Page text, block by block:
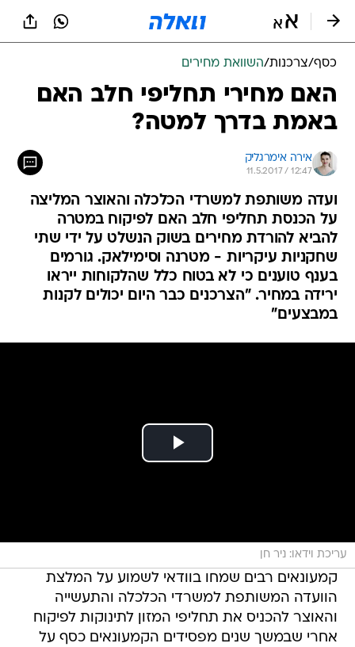
כסף/צרכנות/השוואת מחירים
האם מחירי תחליפי חלב האם
באמת בדרך למטה?
אירה אימרגליק
11.5.2017 / 12:47
ועדה משותפת למשרדי הכלכלה והאוצר המליצה
על הכנסת תחליפי חלב האם לפיקוח במטרה
להביא להורדת מחירים בשוק הנשלט על ידי שתי
שחקניות עיקריות - מטרנה וסימילאק. גורמים
בענף טוענים כי לא בטוח כלל שהלקוחות ייראו
ירידה במחיר. "הצרכנים כבר היום יכולים לקנות
במבצעים"
עריכת וידאו: ניר חן
קמעונאים רבים שמחו בוודאי לשמוע על המלצת
הוועדה המשותפת למשרדי הכלכלה והתעשייה
והאוצר להכניס את תחליפי המזון לתינוקות לפיקוח
אחרי שבמשך שנים מפסידים הקמעונאים כסף על